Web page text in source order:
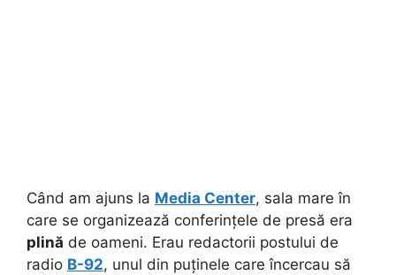
Când am ajuns la Media Center, sala mare în
care se organizează conferințele de presă era
plină de oameni. Erau redactorii postului de
radio B-92, unul din puținele care încercau să